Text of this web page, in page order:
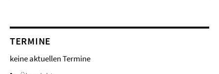
TERMINE
keine aktuellen Termine